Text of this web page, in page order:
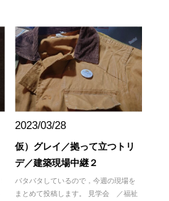
2023/03/28
仮）グレイ／拠って立つトリ
デ／建築現場中継２
バタバタしているので，今週の現場を
まとめて投稿します。 見学会 ／福祉